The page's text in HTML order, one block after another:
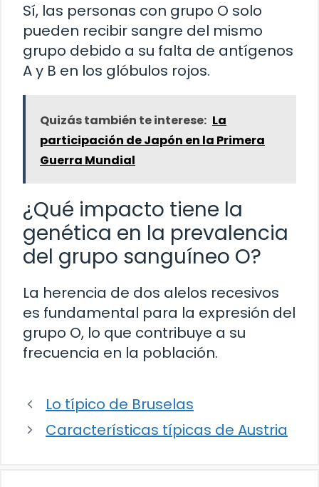
Sí, las personas con grupo O solo
pueden recibir sangre del mismo
grupo debido a su falta de antígenos
A y B en los glóbulos rojos.
Quizás también te interese: La
participación de Japón en la Primera
Guerra Mundial
¿Qué impacto tiene la
genética en la prevalencia
del grupo sanguíneo O?
La herencia de dos alelos recesivos
es fundamental para la expresión del
grupo O, lo que contribuye a su
frecuencia en la población.
Lo típico de Bruselas
Características típicas de Austria